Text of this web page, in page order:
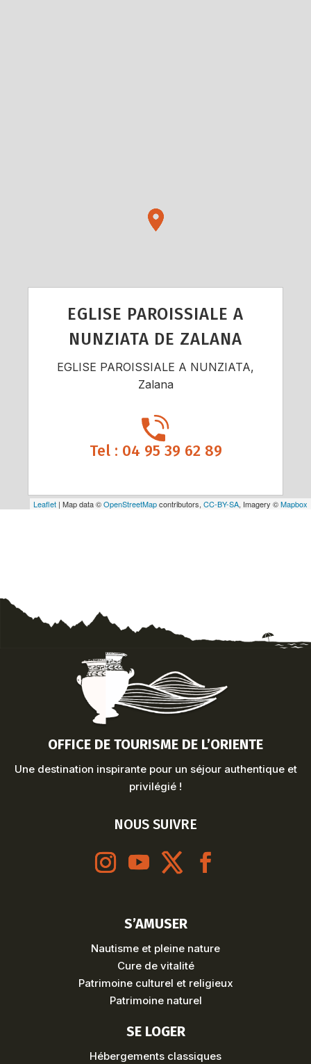
Leaflet | Map data ©OpenStreetMapcontributors, CC-BY-SA, Imagery ©Mapbox
EGLISE PAROISSIALE A
NUNZIATA DE ZALANA
EGLISE PAROISSIALE A NUNZIATA,
Zalana
Tel : 04 95 39 62 89
OFFICE DE TOURISME DE L’ORIENTE
Une destination inspirante pour un séjour authentique et
privilégié !
NOUS SUIVRE
S’AMUSER
Nautisme et pleine nature
Cure de vitalité
Patrimoine culturel et religieux
Patrimoine naturel
SE LOGER
Hébergements classiques